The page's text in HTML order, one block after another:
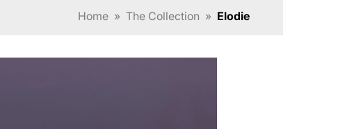
Home » The Collection » Elodie